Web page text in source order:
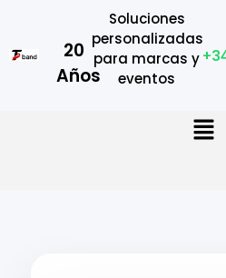
20
Años
Soluciones
personalizadas
para marcas y
eventos